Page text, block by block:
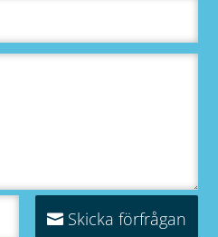
Skicka förfrågan